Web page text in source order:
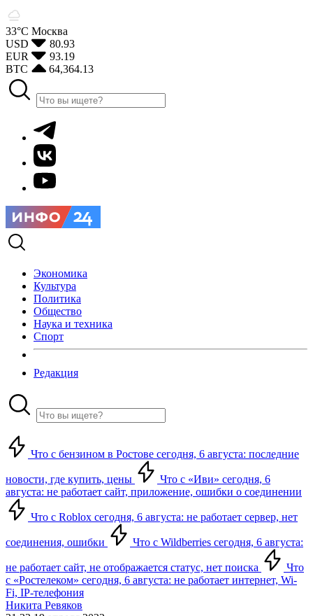
33°С Москва
USD
80.93
EUR
93.19
BTC
64,364.13
Экономика
Культура
Политика
Общество
Наука и техника
Спорт
Редакция
Что с бензином в Ростове сегодня, 6 августа: последние
новости, где купить, цены
Что с «Иви» сегодня, 6
августа: не работает сайт, приложение, ошибки о соединении
Что с Roblox сегодня, 6 августа: не работает сервер, нет
соединения, ошибки Что с Wildberries сегодня, 6 августа:
не работает сайт, не отображается статус, нет поиска
Что
с «Ростелеком» сегодня, 6 августа: не работает интернет, Wi-
Fi, IP-телефония
Никита Ревяков